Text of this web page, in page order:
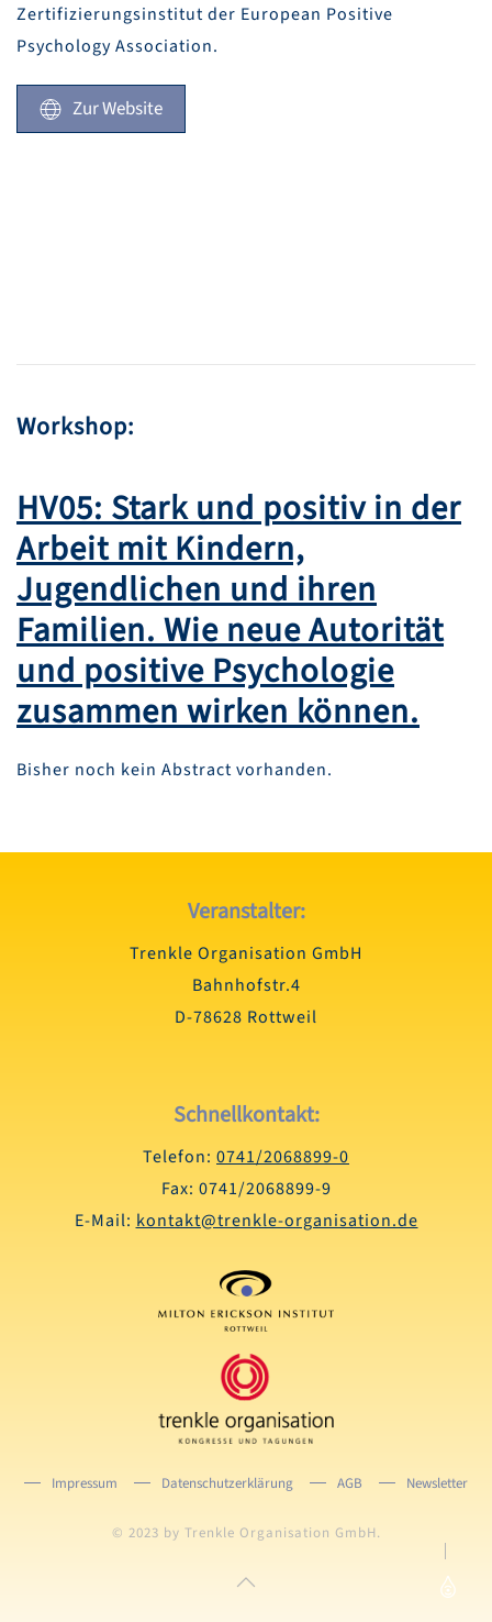
Zertifizierungsinstitut der European Positive
Psychology Association.
Zur Website
Workshop:
HV05: Stark und positiv in der
Arbeit mit Kindern,
Jugendlichen und ihren
Familien. Wie neue Autorität
und positive Psychologie
zusammen wirken können.
Bisher noch kein Abstract vorhanden.
Veranstalter:
Trenkle Organisation GmbH
Bahnhofstr.4
D-78628 Rottweil
Schnellkontakt:
Telefon: 0741/2068899-0
Fax: 0741/2068899-9
E-Mail: kontakt@trenkle-organisation.de
Impressum Datenschutzerklärung AGB Newsletter
© 2023 by Trenkle Organisation GmbH.